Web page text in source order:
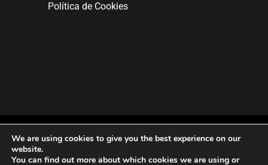
Política de Cookies
We are using cookies to give you the best experience on our
website.
You can find out more about which cookies we are using or